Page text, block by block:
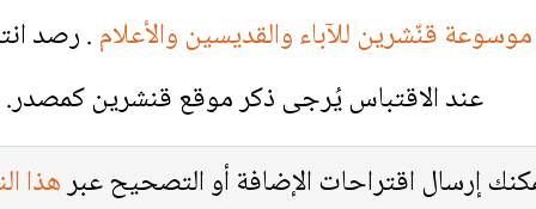
موسوعة قنّشرين للآباء والقديسين والأعلام. رصد
عند الاقتباس يُرجى ذكر موقع قنشرين كمصدر.
إرسال اقتراحات الإضافة أو التصحيح عبرهذا